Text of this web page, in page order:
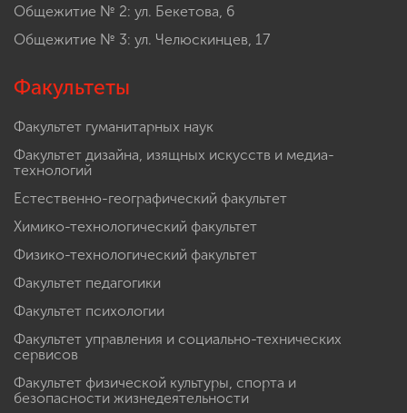
Общежитие № 2: ул. Бекетова, 6
Общежитие № 3: ул. Челюскинцев, 17
Факультеты
Факультет гуманитарных наук
Факультет дизайна, изящных искусств и медиа-
технологий
Естественно-географический факультет
Химико-технологический факультет
Физико-технологический факультет
Факультет педагогики
Факультет психологии
Факультет управления и социально-технических
сервисов
Факультет физической культуры, спорта и
безопасности жизнедеятельности